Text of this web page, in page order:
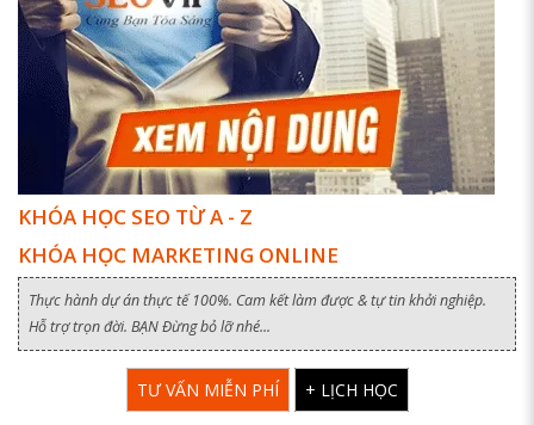
KHÓA HỌC SEO TỪ A - Z
KHÓA HỌC MARKETING ONLINE
Thực hành dự án thực tế 100%. Cam kết làm được & tự tin khởi nghiệp.
Hỗ trợ trọn đời. BẠN Đừng bỏ lỡ nhé...
TƯ VẤN MIỄN PHÍ + LỊCH HỌC